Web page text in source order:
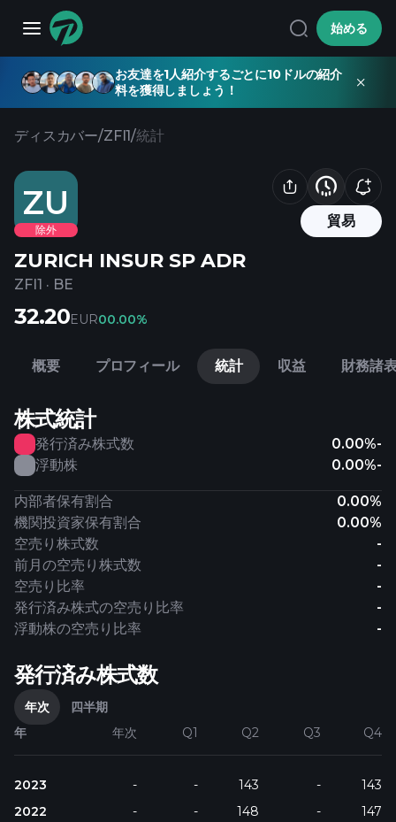
始める
お友達を1人紹介するごとに10ドルの紹介
料を獲得しましょう！
ディスカバー/ZFI1/統計
ZU
除外
貿易
ZURICH INSUR SP ADR
ZFI1 · BE
32.20EUR00.00%
概要 プロフィール 統計 収益 財務諸
株式統計
発行済み株式数 0.00%-
浮動株
0.00%-
内部者保有割合
0.00%
機関投資家保有割合
0.00%
空売り株式数
-
前月の空売り株式数
-
空売り比率
-
発行済み株式の空売り比率
-
浮動株の空売り比率
-
発行済み株式数
年次
四半期
年
年次 Q1 Q2 Q3 Q4
2023 - - 143 -
143
2022
- - 148 -
147